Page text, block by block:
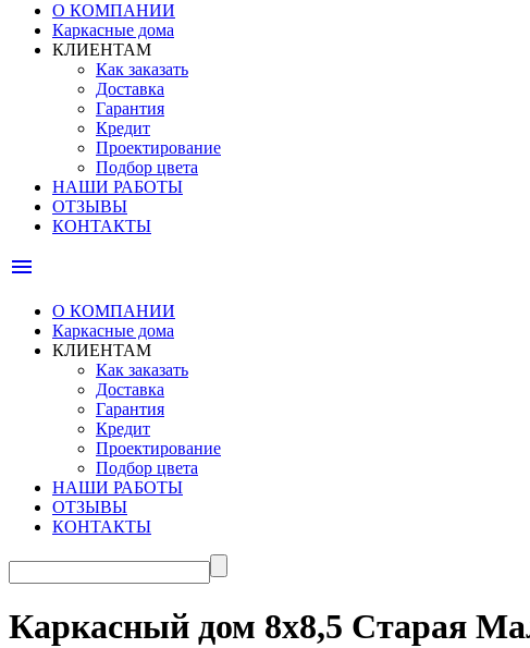
О КОМПАНИИ
Каркасные дома
КЛИЕНТАМ
Как заказать
Доставка
Гарантия
Кредит
Проектирование
Подбор цвета
НАШИ РАБОТЫ
ОТЗЫВЫ
КОНТАКТЫ
menu
О КОМПАНИИ
Каркасные дома
КЛИЕНТАМ
Как заказать
Доставка
Гарантия
Кредит
Проектирование
Подбор цвета
НАШИ РАБОТЫ
ОТЗЫВЫ
КОНТАКТЫ
Каркасный дом 8х8,5 Старая